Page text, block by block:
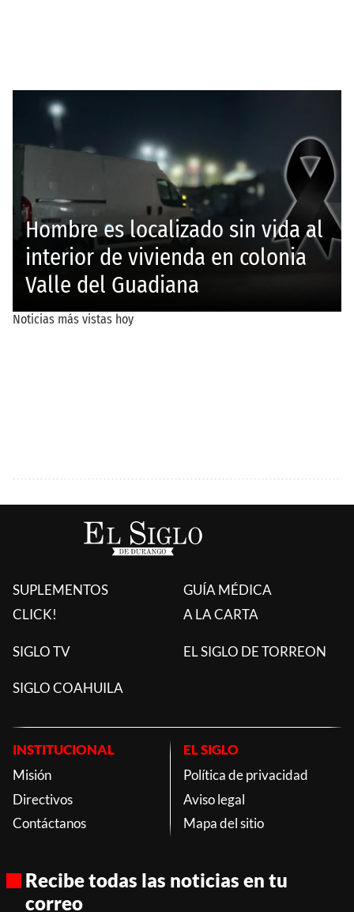
SUPLEMENTOS
CLICK!
GUÍA MÉDICA
A LA CARTA
SIGLO TV EL SIGLO DE TORREON
SIGLO COAHUILA
INSTITUCIONAL
Misión
Directivos
Contáctanos
EL SIGLO
Política de privacidad
Aviso legal
Mapa del sitio
Recibe todas las noticias en tu
correo